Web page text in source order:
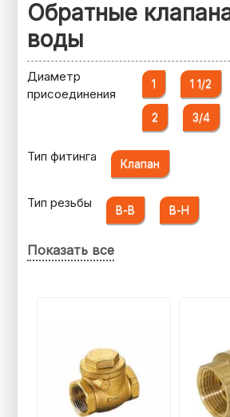
Обратные
воды
Диаметр
присоединения
1 1 1/2
2 3/4
Тип фитинга Клапан
Тип резьбы В-В В-Н
Показать все